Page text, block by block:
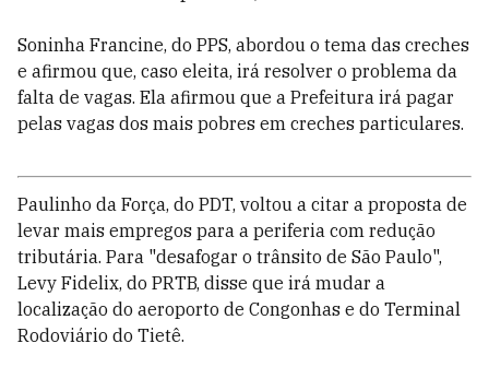
Soninha Francine, do PPS, abordou o tema das creches
e afirmou que, caso eleita, irá resolver o problema da
falta de vagas. Ela afirmou que a Prefeitura irá pagar
pelas vagas dos mais pobres em creches particulares.
Paulinho da Força, do PDT, voltou a citar a proposta de
levar mais empregos para a periferia com redução
tributária. Para "desafogar o trânsito de São Paulo",
Levy Fidelix, do PRTB, disse que irá mudar a
localização do aeroporto de Congonhas e do Terminal
Rodoviário do Tietê.